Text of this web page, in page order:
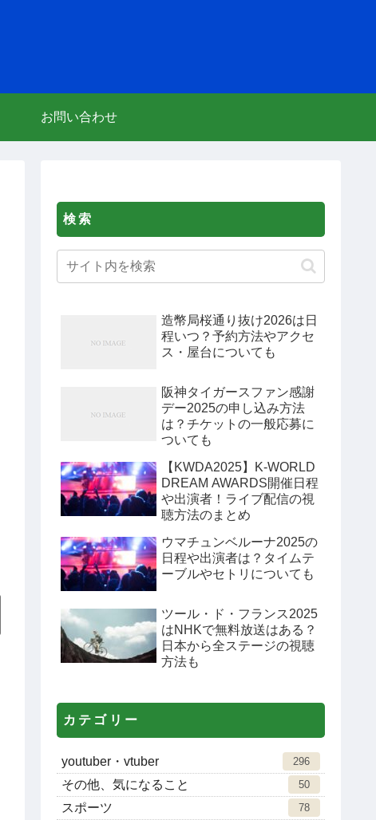
お問い合わせ
検索
造幣局桜通り抜け2026は日
程いつ？予約方法やアクセ
ス・屋台についても
阪神タイガースファン感謝
デー2025の申し込み方法
は？チケットの一般応募に
ついても
【KWDA2025】K-WORLD
DREAM AWARDS開催日程
や出演者！ライブ配信の視
聴方法のまとめ
ウマチュンベルーナ2025の
日程や出演者は？タイムテ
ーブルやセトリについても
ツール・ド・フランス2025
はNHKで無料放送はある？
日本から全ステージの視聴
方法も
カテゴリー
youtuber・vtuber 296
その他、気になること 50
スポーツ 78